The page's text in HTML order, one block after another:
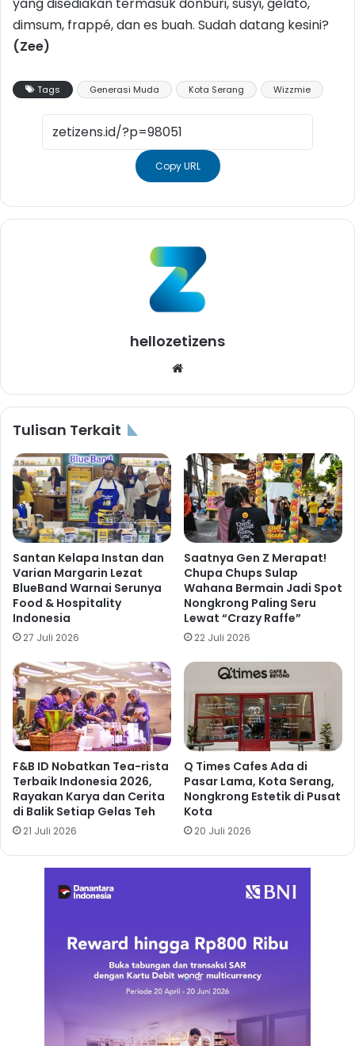
dimsum, frappé, dan es buah. Sudah datang kesini?
(Zee)
Tags Generasi Muda Kota Serang Wizzmie
Copy URL
hellozetizens
Tulisan Terkait
Santan Kelapa Instan dan
Varian Margarin Lezat
BlueBand Warnai Serunya
Food & Hospitality
Indonesia
27 Juli 2026
Saatnya Gen Z Merapat!
Chupa Chups Sulap
Wahana Bermain Jadi Spot
Nongkrong Paling Seru
Lewat “Crazy Raffe”
22 Juli 2026
F&B ID Nobatkan Tea-rista
Terbaik Indonesia 2026,
Rayakan Karya dan Cerita
di Balik Setiap Gelas Teh
21 Juli 2026
Q Times Cafes Ada di
Pasar Lama, Kota Serang,
Nongkrong Estetik di Pusat
Kota
20 Juli 2026